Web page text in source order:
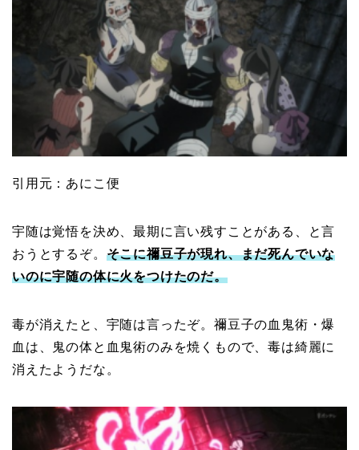
引用元：あにこ便
宇随は覚悟を決め、最期に言い残すことがある、と言
おうとするぞ。 そこに禰豆子が現れ、まだ死んでいな
いのに宇随の体に火をつけたのだ。
毒が消えたと、宇随は言ったぞ。禰豆子の血鬼術・爆
血は、鬼の体と血鬼術のみを焼くもので、毒は綺麗に
消えたようだな。